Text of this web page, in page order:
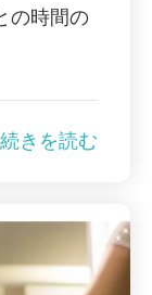
時間の
続きを読む